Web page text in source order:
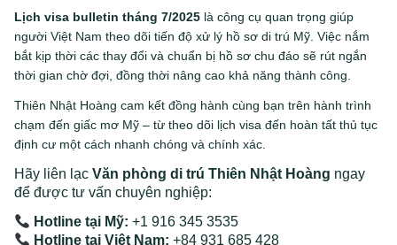
Lịch visa bulletin tháng 7/2025 là công cụ quan trọng giúp
người Việt Nam theo dõi tiến độ xử lý hồ sơ di trú Mỹ. Việc nắm
bắt kịp thời các thay đổi và chuẩn bị hồ sơ chu đáo sẽ rút ngắn
thời gian chờ đợi, đồng thời nâng cao khả năng thành công.
Thiên Nhật Hoàng cam kết đồng hành cùng bạn trên hành trình
chạm đến giấc mơ Mỹ – từ theo dõi lịch visa đến hoàn tất thủ tục
định cư một cách nhanh chóng và chính xác.
Hãy liên lạc Văn phòng di trú Thiên Nhật Hoàng ngay
để được tư vấn chuyên nghiệp:
Hotline tại Mỹ: +1 916 345 3535
Hotline tại Việt Nam: +84 931 685 428